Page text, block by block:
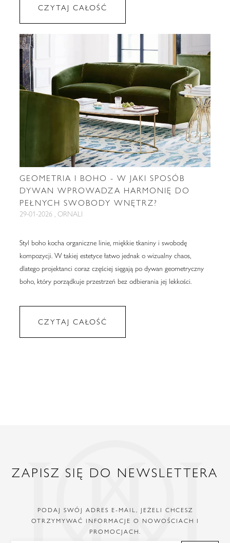
CZYTAJ CAŁOŚĆ
GEOMETRIA I BOHO - W JAKI SPOSÓB
DYWAN WPROWADZA HARMONIĘ DO
PEŁNYCH SWOBODY WNĘTRZ?
29-01-2026 , ORNALI
Styl boho kocha organiczne linie, miękkie tkaniny i swobodę
kompozycji. W takiej estetyce łatwo jednak o wizualny chaos,
dlatego projektanci coraz częściej sięgają po dywan geometryczny
boho, który porządkuje przestrzeń bez odbierania jej lekkości.
CZYTAJ CAŁOŚĆ
ZAPISZ SIĘ DO NEWSLETTERA
PODAJ SWÓJ ADRES E-MAIL, JEŻELI CHCESZ
OTRZYMYWAĆ INFORMACJE O NOWOŚCIACH I
PROMOCJACH.